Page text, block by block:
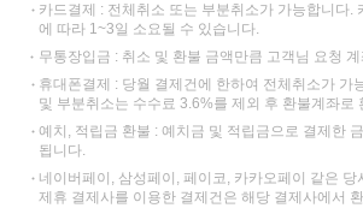
카드결제 : 전체취소 또는 부분취소가 가능합니다.
에 따라 1~3일 소요될 수 있습니다.
무통장입금 : 취소 및 환불 금액만큼 고객님 요청
휴대폰결제 : 당월 결제건에 한하여 전체취소가 가
및 부분취소는 수수료 3.6%를 제외 후 환불계좌로
예치, 적립금 환불 : 예치금 및 적립금으로 결제한
됩니다.
네이버페이, 삼성페이, 페이코, 카카오페이 같은 당
제휴 결제사를 이용한 결제건은 해당 결제사에서